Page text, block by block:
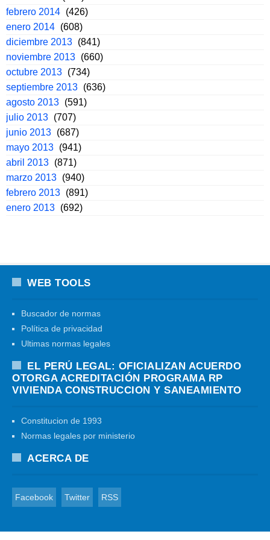
febrero 2014 (426)
enero 2014 (608)
diciembre 2013 (841)
noviembre 2013 (660)
octubre 2013 (734)
septiembre 2013 (636)
agosto 2013 (591)
julio 2013 (707)
junio 2013 (687)
mayo 2013 (941)
abril 2013 (871)
marzo 2013 (940)
febrero 2013 (891)
enero 2013 (692)
WEB TOOLS
Buscador de normas
Política de privacidad
Ultimas normas legales
EL PERÚ LEGAL: OFICIALIZAN ACUERDO
OTORGA ACREDITACIÓN PROGRAMA RP
VIVIENDA CONSTRUCCION Y SANEAMIENTO
Constitucion de 1993
Normas legales por ministerio
ACERCA DE
Facebook Twitter RSS